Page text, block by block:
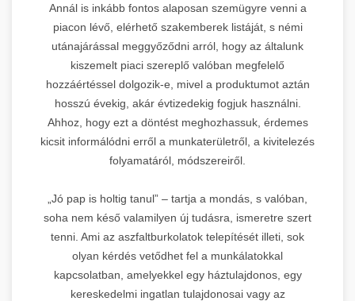
Annál is inkább fontos alaposan szemügyre venni a
piacon lévő, elérhető szakemberek listáját, s némi
utánajárással meggyőződni arról, hogy az általunk
kiszemelt piaci szereplő valóban megfelelő
hozzáértéssel dolgozik-e, mivel a produktumot aztán
hosszú évekig, akár évtizedekig fogjuk használni.
Ahhoz, hogy ezt a döntést meghozhassuk, érdemes
kicsit informálódni erről a munkaterületről, a kivitelezés
folyamatáról, módszereiről.
„Jó pap is holtig tanul” – tartja a mondás, s valóban,
soha nem késő valamilyen új tudásra, ismeretre szert
tenni. Ami az aszfaltburkolatok telepítését illeti, sok
olyan kérdés vetődhet fel a munkálatokkal
kapcsolatban, amelyekkel egy háztulajdonos, egy
kereskedelmi ingatlan tulajdonosai vagy az